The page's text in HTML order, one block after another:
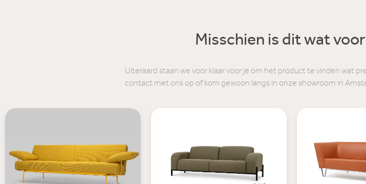
Misschien is dit wat
Uiteraard staan we voor klaar voor je om het product te vinden wat
contact met ons op of kom gewoon langs in onze showroom in